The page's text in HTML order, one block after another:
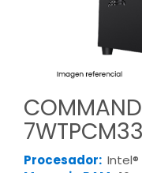
Procesador: